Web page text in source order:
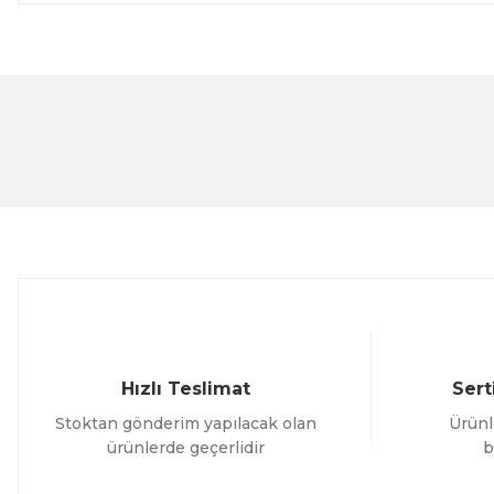
Hızlı Teslimat
Stoktan gönderim yapılacak olan
ürünlerde geçerlidir